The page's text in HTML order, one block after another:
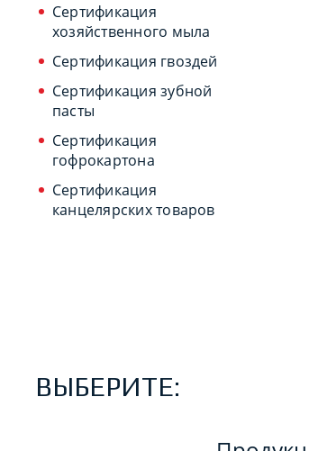
Сертификация
хозяйственного мыла
Сертификация гвоздей
Сертификация зубной
пасты
Сертификация
гофрокартона
Сертификация
канцелярских товаров
ВЫБЕРИТЕ: